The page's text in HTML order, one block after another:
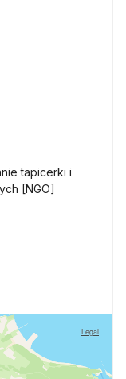
tapicerki i
[NGO]
Legal